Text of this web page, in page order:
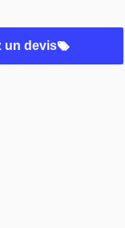
un devis